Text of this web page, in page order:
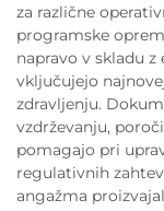
za različne
programske
napravo v skladu
vključujejo
zdravljenju.
vzdrževanju,
pomagajo pri
regulativnih
angažma